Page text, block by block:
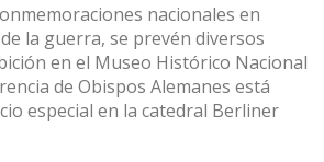
nacionales en
la guerra, se prevén diversos
en el Museo Histórico Nacional
de Obispos Alemanes está
especial en la catedral Berliner